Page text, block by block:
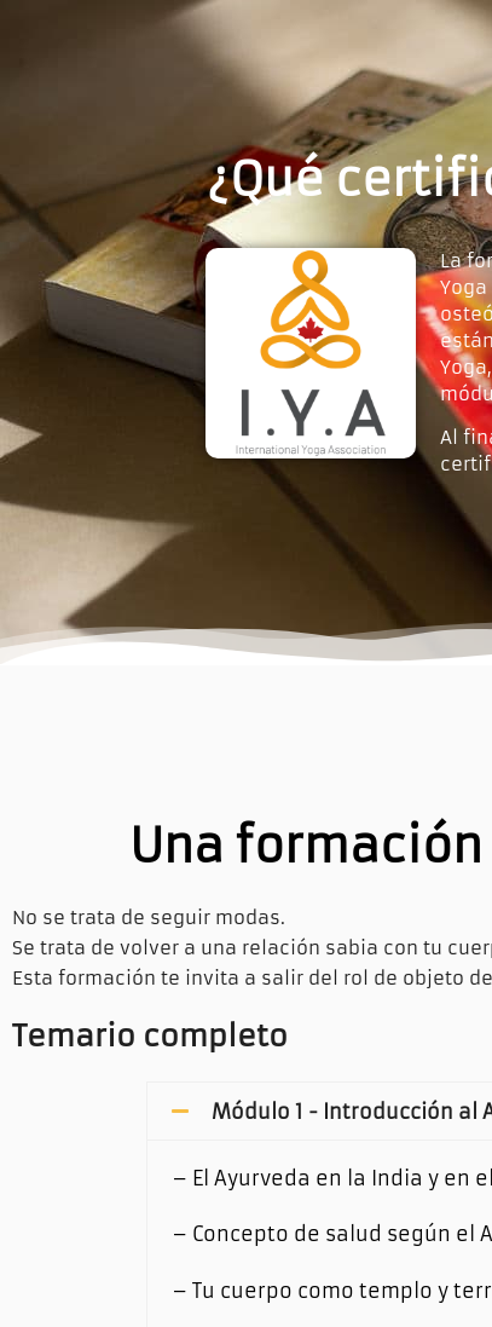
¿Qué
La
Al
Una
No se trata de seguir modas.
Se trata de volver a una relación sabia con tu
Esta formación te invita a salir del rol de objeto
Temario completo
Módulo 1 - Introducción al
– El Ayurveda en la India y en
– Concepto de salud según el
– Tu cuerpo como templo y